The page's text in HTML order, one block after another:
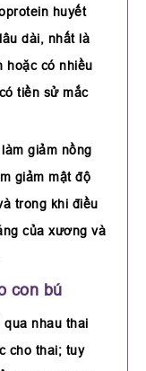
huyết
dài, nhất là
hoặc có nhiều
tiền sử mắc
giảm nồng
giảm mật độ
trong khi điều
của xương và
con bú
nhau thai
cho thai; tuy